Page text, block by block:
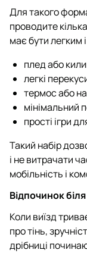
Для такого
проводите
має бути легким
плед або
легкі
термос або
мінімальний
прості ігри
Такий набір
і не витрачати
мобільність і
Відпочинок
Коли виїзд
про тінь,
дрібниці